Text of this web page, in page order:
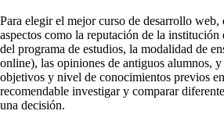
Para elegir el mejor curso de desarrollo web,
aspectos como la reputación de la
del programa de estudios, la modalidad de
online), las opiniones de antiguos alumnos, y
objetivos y nivel de conocimientos previos
recomendable investigar y comparar
una decisión.